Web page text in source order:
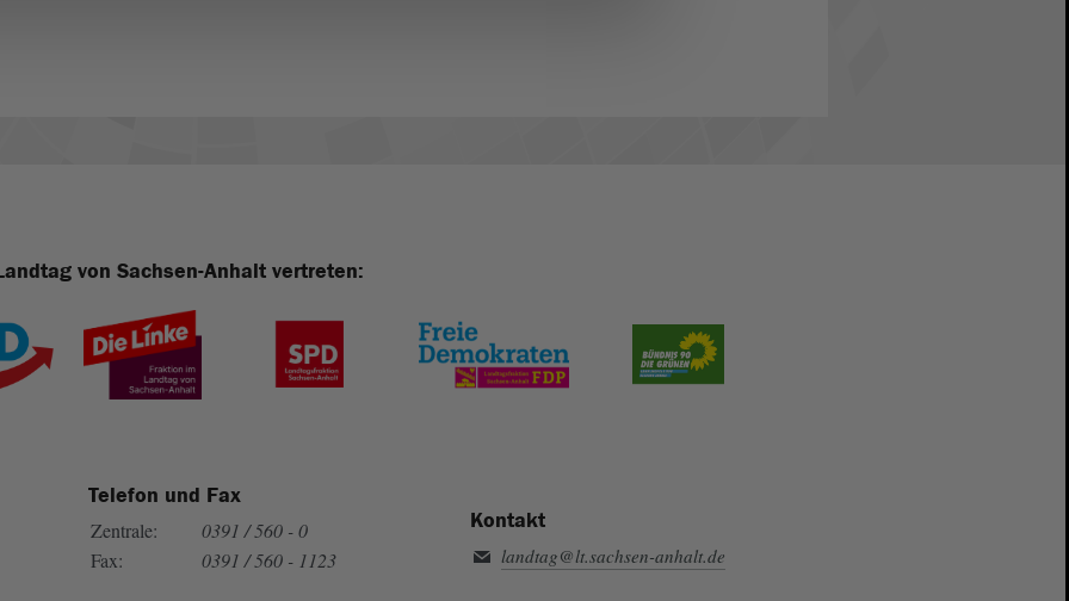
von Sachsen-Anhalt vertreten:
Telefon und Fax
Zentrale:
0391 / 560 - 0
Fax:
0391 / 560 - 1123
Kontakt
landtag@lt.sachsen-anhalt.de